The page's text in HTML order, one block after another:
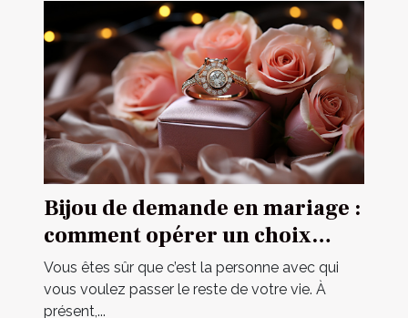
Bijou de demande en mariage :
comment opérer un choix
parfait ?
Vous êtes sûr que c’est la personne avec qui
vous voulez passer le reste de votre vie. À
présent,...